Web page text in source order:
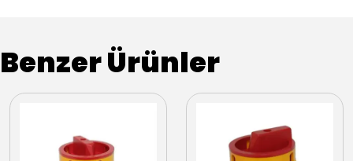
Benzer Ürünler